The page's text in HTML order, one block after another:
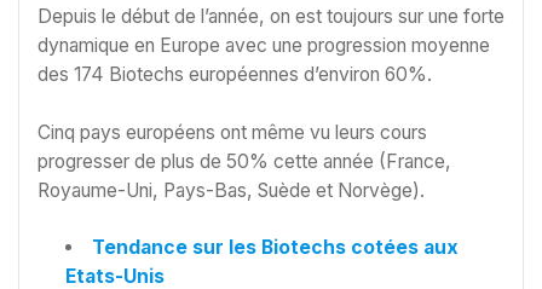
Depuis le début de l’année, on est toujours sur une forte
dynamique en Europe avec une progression moyenne
des 174 Biotechs européennes d’environ 60%.
Cinq pays européens ont même vu leurs cours
progresser de plus de 50% cette année (France,
Royaume-Uni, Pays-Bas, Suède et Norvège).
Tendance sur les Biotechs cotées aux
Etats-Unis